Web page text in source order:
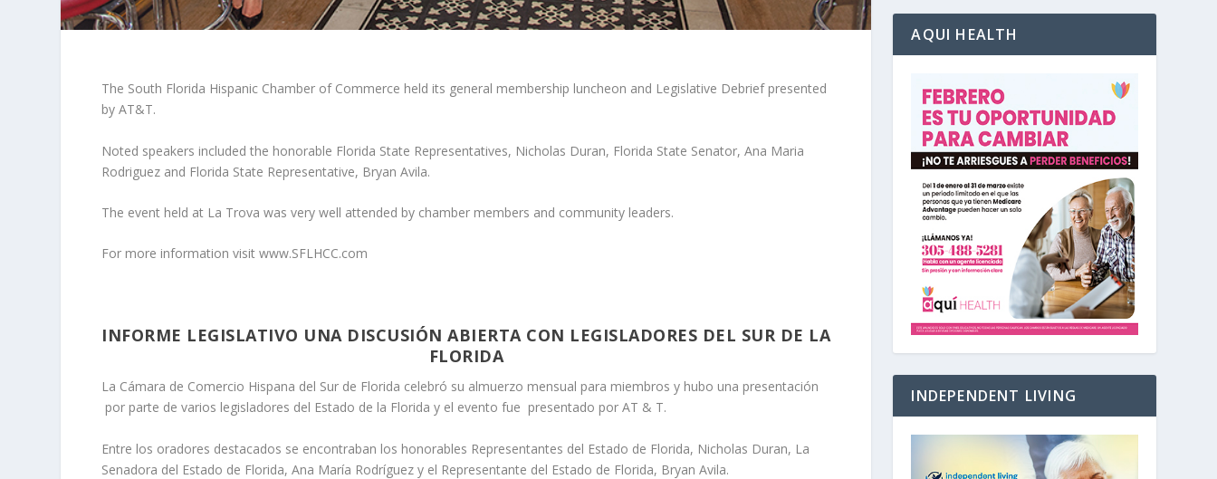
The South Florida Hispanic Chamber of Commerce held its general membership luncheon and Legislative Debrief presented
by AT&T.
Noted speakers included the honorable Florida State Representatives, Nicholas Duran, Florida State Senator, Ana Maria
Rodriguez and Florida State Representative, Bryan Avila.
The event held at La Trova was very well attended by chamber members and community leaders.
For more information visit www.SFLHCC.com
INFORME LEGISLATIVO UNA DISCUSIÓN ABIERTA CON LEGISLADORES DEL SUR DE LA
FLORIDA
La Cámara de Comercio Hispana del Sur de Florida celebró su almuerzo mensual para miembros y hubo una presentación
por parte de varios legisladores del Estado de la Florida y el evento fue presentado por AT & T.
Entre los oradores destacados se encontraban los honorables Representantes del Estado de Florida, Nicholas Duran, La
Senadora del Estado de Florida, Ana María Rodríguez y el Representante del Estado de Florida, Bryan Avila.
AQUI HEALTH
INDEPENDENT LIVING